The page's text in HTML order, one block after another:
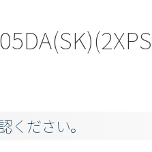
ください。